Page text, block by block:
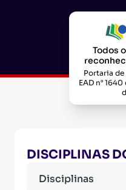
Todos
Portaria
EAD n°
DISCIPLINAS
Disciplinas